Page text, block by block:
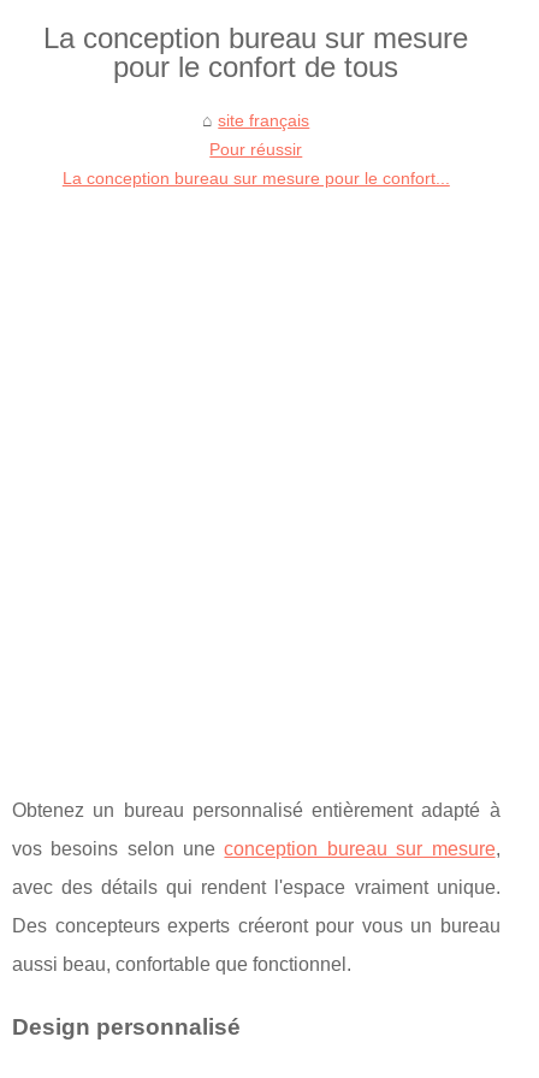
La conception bureau sur mesure
pour le confort de tous
site français
Pour réussir
La conception bureau sur mesure pour le confort...
Obtenez un bureau personnalisé entièrement adapté à
vos besoins selon uneconception bureau sur mesure,
avec des détails qui rendent l'espace vraiment unique.
Des concepteurs experts créeront pour vous un bureau
aussi beau, confortable que fonctionnel.
Design personnalisé